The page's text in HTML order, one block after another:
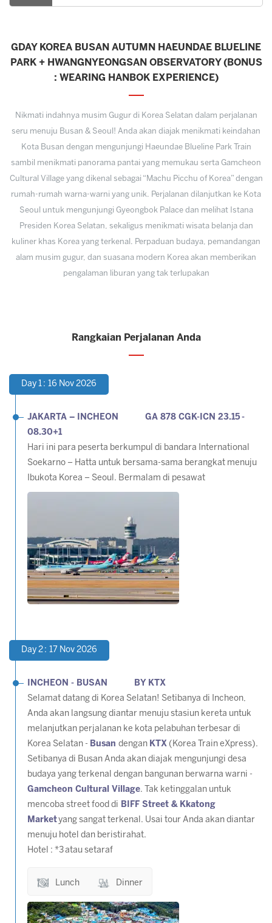
GDAY KOREA BUSAN AUTUMN HAEUNDAE BLUELINE
PARK + HWANGNYEONGSAN OBSERVATORY (BONUS
: WEARING HANBOK EXPERIENCE)
Nikmati indahnya musim Gugur di Korea Selatan dalam perjalanan
seru menuju Busan & Seoul! Anda akan diajak menikmati keindahan
Kota Busan dengan mengunjungi Haeundae Blueline Park Train
sambil menikmati panorama pantai yang memukau serta Gamcheon
Cultural Village yang dikenal sebagai “Machu Picchu of Korea” dengan
rumah-rumah warna-warni yang unik. Perjalanan dilanjutkan ke Kota
Seoul untuk mengunjungi Gyeongbok Palace dan melihat Istana
Presiden Korea Selatan, sekaligus menikmati wisata belanja dan
kuliner khas Korea yang terkenal. Perpaduan budaya, pemandangan
alam musim gugur, dan suasana modern Korea akan memberikan
pengalaman liburan yang tak terlupakan
Rangkaian Perjalanan Anda
Day 1 : 16 Nov 2026
JAKARTA –
INCHEON GA 878 CGK-ICN 23.15 -
08.30+1
Hari ini para peserta berkumpul di bandara International
Soekarno – Hatta untuk bersama-sama berangkat menuju
Ibukota Korea – Seoul. Bermalam di pesawat
Day 2 : 17 Nov 2026
INCHEON - BUSAN BY KTX
Selamat datang di Korea Selatan! Setibanya di Incheon,
Anda akan langsung diantar menuju stasiun kereta untuk
melanjutkan perjalanan ke kota pelabuhan terbesar di
Korea Selatan - Busan dengan KTX (Korea Train eXpress).
Setibanya di Busan Anda akan diajak mengunjungi desa
budaya yang terkenal dengan bangunan berwarna warni -
Gamcheon Cultural Village. Tak ketinggalan untuk
mencoba street food di BIFF Street & Kkatong
Marketyang sangat terkenal. Usai tour Anda akan diantar
menuju hotel dan beristirahat.
Hotel : *3 atau setaraf
Lunch Dinner